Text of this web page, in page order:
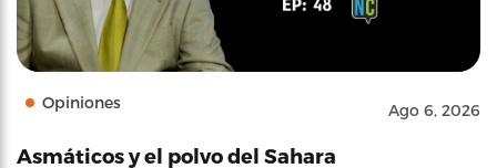
Opiniones Ago 6, 2026
Asmáticos y el polvo del Sahara